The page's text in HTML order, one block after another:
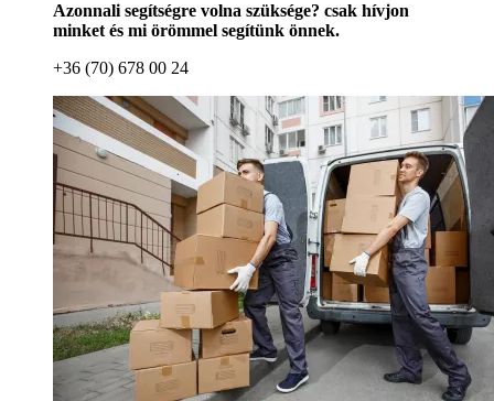
Azonnali segítségre volna szüksége? csak hívjon
minket és mi örömmel segítünk önnek.
+36 (70) 678 00 24